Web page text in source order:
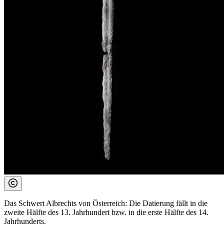
Das Schwert Albrechts von Österreich: Die Datierung fällt in die
zweite Hälfte des 13. Jahrhundert bzw. in die erste Hälfte des 14.
Jahrhunderts.